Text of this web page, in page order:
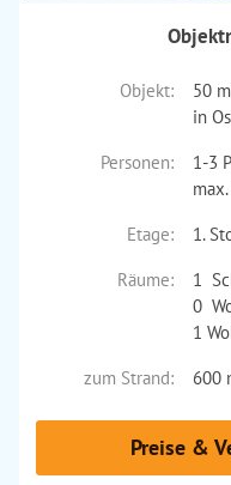
Objekt:
50
in
Personen:
1-3
Etage:
1.
Räume:
1
0
1
zum Strand:
600
Preise &